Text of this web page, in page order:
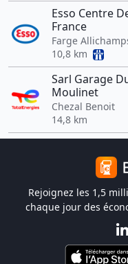
Esso Centre
France
Farge
10,8 km
Sarl Garage
Moulinet
Chezal Benoit
14,8 km
Rejoignez les 1,5
chaque jour des